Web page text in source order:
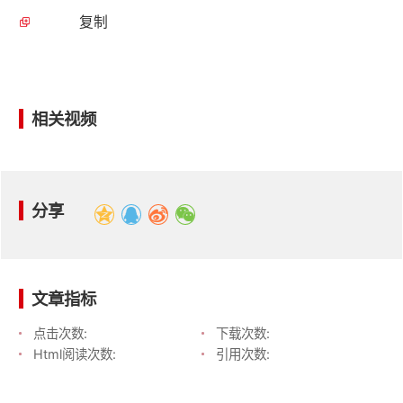
复制
相关视频
分享
文章指标
点击次数:
下载次数:
Html阅读次数:
引用次数: